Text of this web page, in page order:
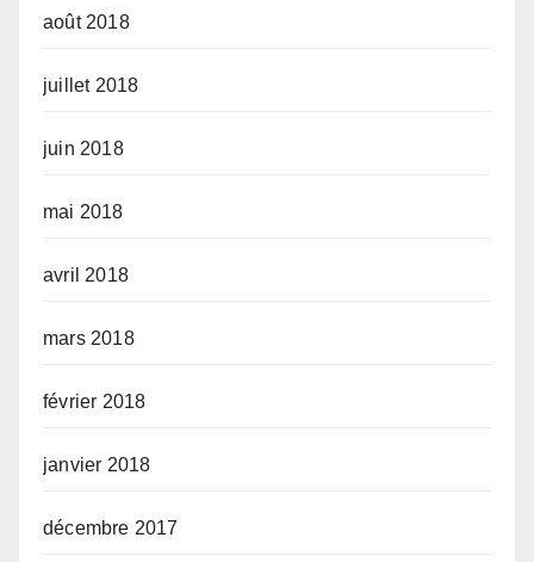
août 2018
juillet 2018
juin 2018
mai 2018
avril 2018
mars 2018
février 2018
janvier 2018
décembre 2017